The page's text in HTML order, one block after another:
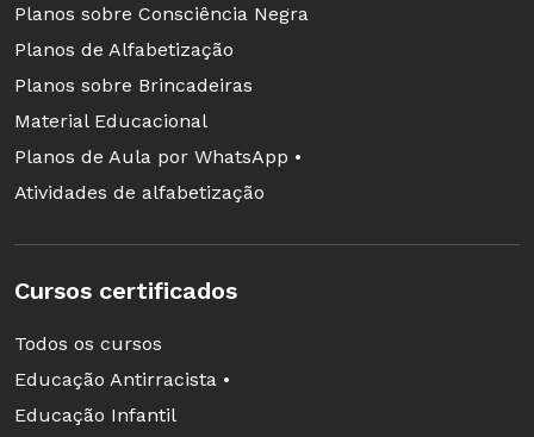
Planos sobre Consciência Negra
Planos de Alfabetização
Planos sobre Brincadeiras
Material Educacional
Planos de Aula por WhatsApp •
Atividades de alfabetização
Cursos certificados
Todos os cursos
Educação Antirracista •
Educação Infantil